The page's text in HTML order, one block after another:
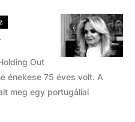
Out
énekese 75 éves volt. A
meg egy portugáliai